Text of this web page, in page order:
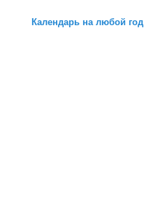
Календарь на любой год